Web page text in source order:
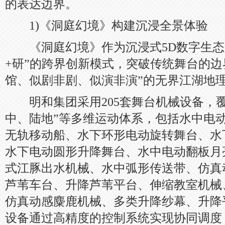
的表达边界。
1)《洞庭幻境》构建沉浸全景体验
《洞庭幻境》作为沉浸式5D数字生态
+研”的跨界创新模式，突破传统舞台的
馆、似剧非剧、似演非演”的无界江湖地
明和集团采用205套舞台机械设备，
中、陆地”等多维运动体系，包括水中电
无轨移动船、水下环形电动旋转舞台、
水下电动圆形升降舞台、水中电动翻板
式江豚出水机械、水中弧形传送带、仿
芦苇车台、升降芦苇平台、伸缩教室机
仿真动感麋鹿机械、多类升降纱幕、升
设备通过高精度的控制系统实现协同调